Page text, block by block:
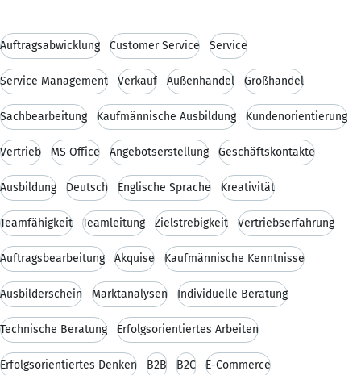
Auftragsabwicklung Customer Service Service
Service Management Verkauf Außenhandel Großhandel
Sachbearbeitung Kaufmännische Ausbildung Kundenorientierung
Vertrieb MS Office Angebotserstellung Geschäftskontakte
Ausbildung Deutsch Englische Sprache Kreativität
Teamfähigkeit Teamleitung Zielstrebigkeit Vertriebserfahrung
Auftragsbearbeitung Akquise Kaufmännische Kenntnisse
Ausbilderschein Marktanalysen Individuelle Beratung
Technische Beratung Erfolgsorientiertes Arbeiten
Erfolgsorientiertes Denken B2B B2C E-Commerce